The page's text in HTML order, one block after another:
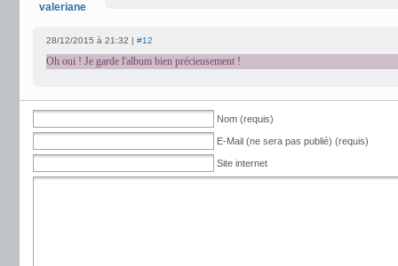
valeriane
28/12/2015 à 21:32 | #12
Oh oui ! Je garde l'album bien précieusement !
Nom (requis)
E-Mail (ne sera pas publié) (requis)
Site internet